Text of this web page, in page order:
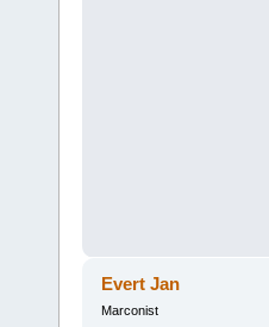
Evert Jan
Marconist